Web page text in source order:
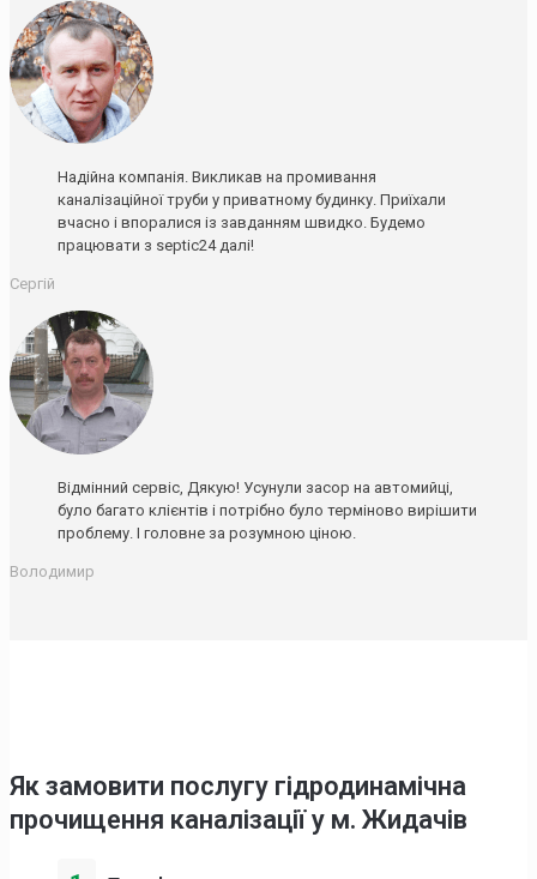
Надійна компанія. Викликав на промивання
каналізаційної труби у приватному будинку. Приїхали
вчасно і впоралися із завданням швидко. Будемо
працювати з septic24 далі!
Сергій
Відмінний сервіс, Дякую! Усунули засор на автомийці,
було багато клієнтів і потрібно було терміново вирішити
проблему. І головне за розумною ціною.
Володимир
Як замовити послугу гідродинамічна
прочищення каналізації у м. Жидачів